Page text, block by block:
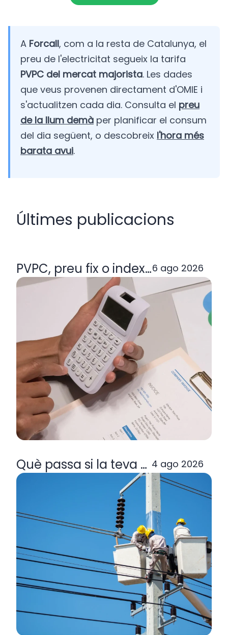
A Forcall, com a la resta de Catalunya, el
preu de l'electricitat segueix la tarifa
PVPC del mercat majorista. Les dades
que veus provenen directament d'OMIE i
s'actualitzen cada dia. Consulta el preu
de la llum demà per planificar el consum
del dia següent, o descobreix l'hora més
barata avui.
Últimes publicacions
PVPC, preu fix o indexada: quina
6 ago 2026
Què passa si la teva 4 ago 2026